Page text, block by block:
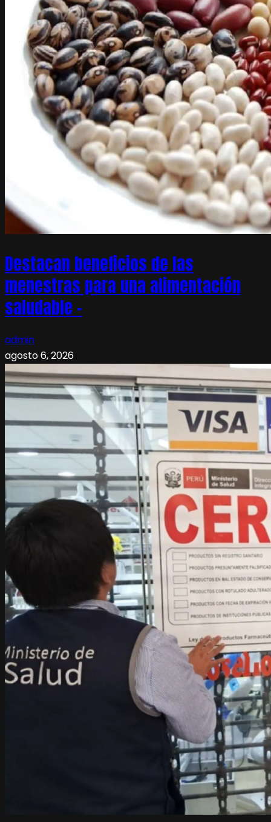
Destacan beneficios de las
menestras para una alimentación
saludable –
admin
agosto 6, 2026